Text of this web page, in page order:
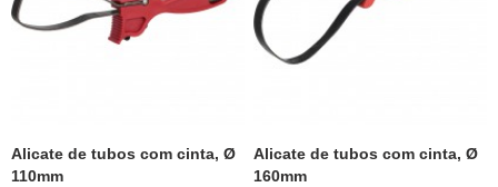
Alicate de tubos com cinta, Ø
110mm
Alicate de tubos com cinta, Ø
160mm